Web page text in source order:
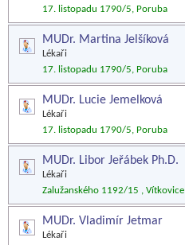
17. listopadu 1790/5, Poruba
MUDr. Martina Jelšíková
Lékaři
17. listopadu 1790/5, Poruba
MUDr. Lucie Jemelková
Lékaři
17. listopadu 1790/5, Poruba
MUDr. Libor Jeřábek Ph.D.
Lékaři
Zalužanského 1192/15 , Vítkovice
MUDr. Vladimír Jetmar
Lékaři